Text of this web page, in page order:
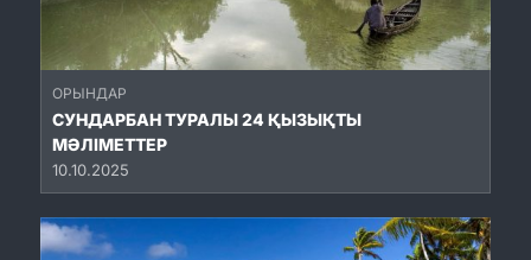
ОРЫНДАР
СУНДАРБАН ТУРАЛЫ 24 ҚЫЗЫҚТЫ
МӘЛІМЕТТЕР
10.10.2025